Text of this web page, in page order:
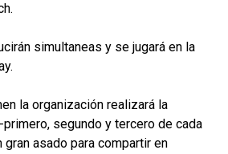
simultaneas y se jugará en la
la organización realizará la
segundo y tercero de cada
gran asado para compartir en